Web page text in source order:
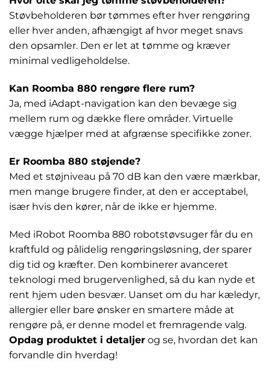
Støvbeholderen bør tømmes efter hver rengøring
eller hver anden, afhængigt af hvor meget snavs
den opsamler. Den er let at tømme og kræver
minimal vedligeholdelse.
Kan Roomba 880 rengøre flere rum?
Ja, med iAdapt-navigation kan den bevæge sig
mellem rum og dække flere områder. Virtuelle
vægge hjælper med at afgrænse specifikke zoner.
Er Roomba 880 støjende?
Med et støjniveau på 70 dB kan den være mærkbar,
men mange brugere finder, at den er acceptabel,
især hvis den kører, når de ikke er hjemme.
Med iRobot Roomba 880 robotstøvsuger får du en
kraftfuld og pålidelig rengøringsløsning, der sparer
dig tid og kræfter. Den kombinerer avanceret
teknologi med brugervenlighed, så du kan nyde et
rent hjem uden besvær. Uanset om du har kæledyr,
allergier eller bare ønsker en smartere måde at
rengøre på, er denne model et fremragende valg.
Opdag produktet i detaljer og se, hvordan det kan
forvandle din hverdag!